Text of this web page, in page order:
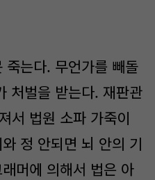
죽는다. 무언가를 빼돌
처벌을 받는다. 재판관
서 법원 소파 가죽이
정 안되면 뇌 안의 기
머에 의해서 법은 아